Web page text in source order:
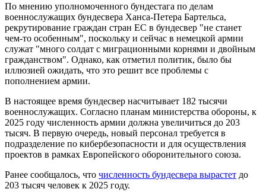
По мнению уполномоченного бундестага по делам
военнослужащих бундесвера Ханса-Петера Бартельса,
рекрутирование граждан стран ЕС в бундесвер "не станет
чем-то особенным", поскольку и сейчас в немецкой армии
служат "много солдат с миграционными корнями и двойным
гражданством". Однако, как отметил политик, было бы
иллюзией ожидать, что это решит все проблемы с
пополнением армии.
В настоящее время бундесвер насчитывает 182 тысячи
военнослужащих. Согласно планам министерства обороны, к
2025 году численность армии должна увеличиться до 203
тысяч. В первую очередь, новый персонал требуется в
подразделение по кибербезопасности и для осуществления
проектов в рамках Европейского оборонительного союза.
Ранее сообщалось, что численность бундесвера вырастет до
203 тысяч человек к 2025 году.